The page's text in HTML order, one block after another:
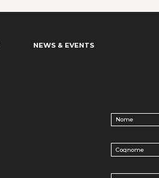
NEWS & EVENTS
Nome
Cognome